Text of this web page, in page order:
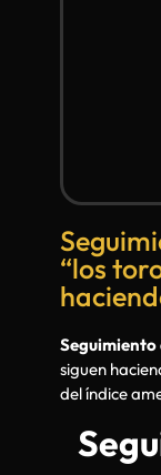
“los
siguen
del índice